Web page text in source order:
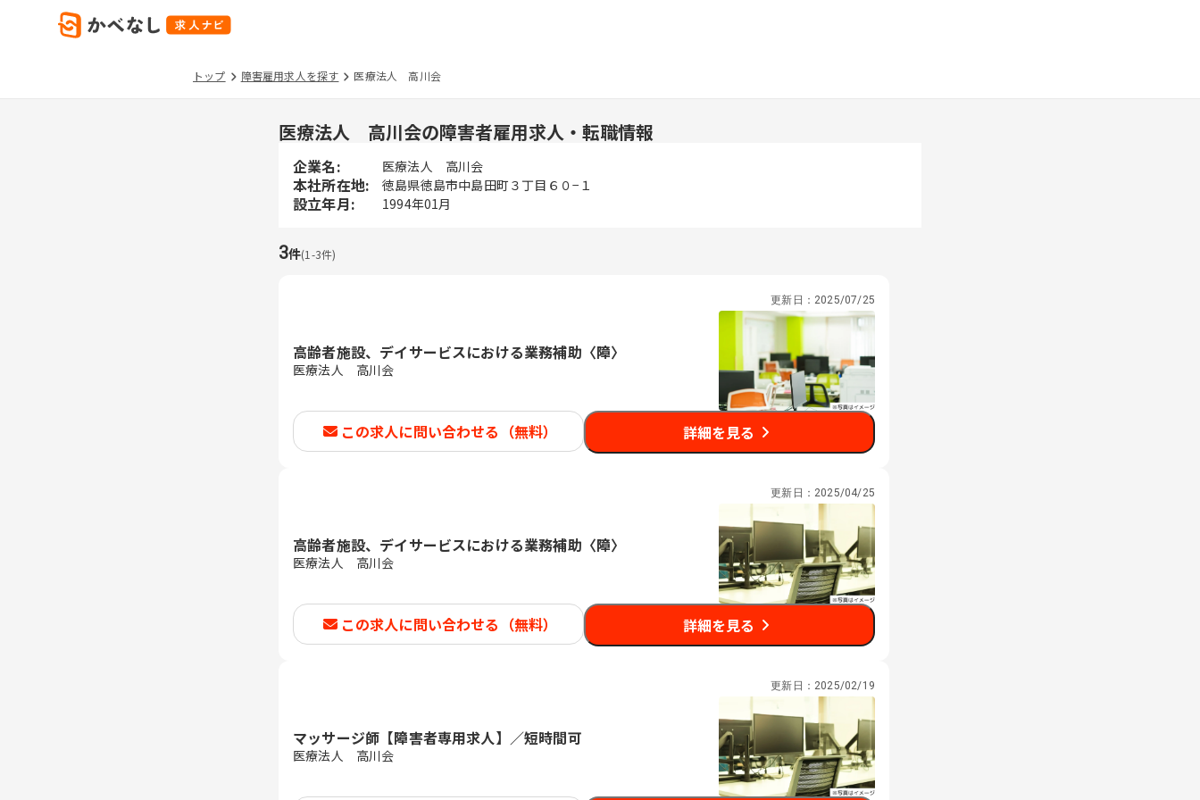
トップ 障害雇用求人を探す 医療法人 高川会
医療法人 高川会の障害者雇用求人・転職情報
企業名: 医療法人 高川会
本社所在地: 徳島県徳島市中島田町３丁目６０−１
設立年月: 1994年01月
3件(1 -3件)
更新日： 2025/07/25
高齢者施設、デイサービスにおける業務補助〈障〉
医療法人 高川会
この求人に問い合わせる（無料） 詳細を見る
更新日： 2025/04/25
高齢者施設、デイサービスにおける業務補助〈障〉
医療法人 高川会
この求人に問い合わせる（無料） 詳細を見る
更新日： 2025/02/19
マッサージ師【障害者専用求人】／短時間可
医療法人 高川会